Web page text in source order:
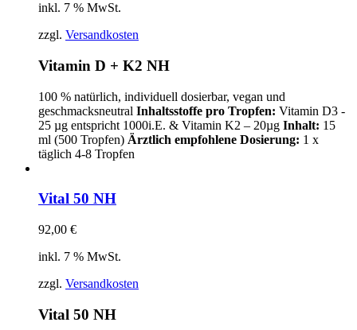
inkl. 7 % MwSt.
zzgl. Versandkosten
Vitamin D + K2 NH
100 % natürlich, individuell dosierbar, vegan und
geschmacksneutral Inhaltsstoffe pro Tropfen: Vitamin D3 -
25 µg entspricht 1000i.E. & Vitamin K2 – 20µg Inhalt: 15
ml (500 Tropfen) Ärztlich empfohlene Dosierung: 1 x
täglich 4-8 Tropfen
Vital 50 NH
92,00 €
inkl. 7 % MwSt.
zzgl. Versandkosten
Vital 50 NH